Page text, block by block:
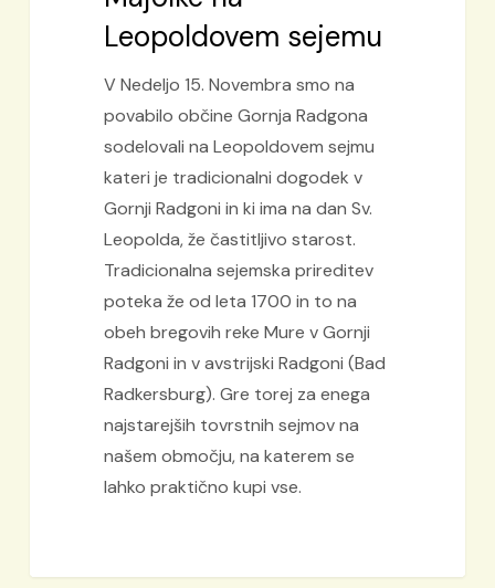
Leopoldovem sejemu
V Nedeljo 15. Novembra smo na
povabilo občine Gornja Radgona
sodelovali na Leopoldovem sejmu
kateri je tradicionalni dogodek v
Gornji Radgoni in ki ima na dan Sv.
Leopolda, že častitljivo starost.
Tradicionalna sejemska prireditev
poteka že od leta 1700 in to na
obeh bregovih reke Mure v Gornji
Radgoni in v avstrijski Radgoni (Bad
Radkersburg). Gre torej za enega
najstarejših tovrstnih sejmov na
našem območju, na katerem se
lahko praktično kupi vse.